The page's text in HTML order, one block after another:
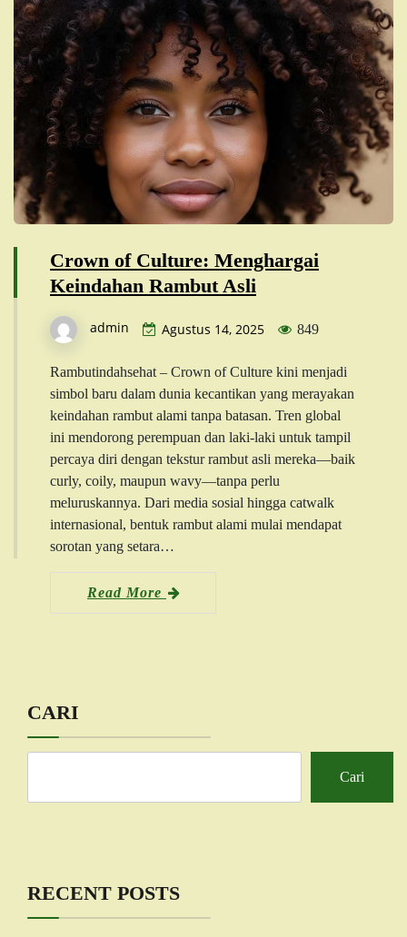
Crown of Culture: Menghargai
Keindahan Rambut Asli
admin Agustus 14, 2025 849
Rambutindahsehat – Crown of Culture kini menjadi
simbol baru dalam dunia kecantikan yang merayakan
keindahan rambut alami tanpa batasan. Tren global
ini mendorong perempuan dan laki-laki untuk tampil
percaya diri dengan tekstur rambut asli mereka—baik
curly, coily, maupun wavy—tanpa perlu
meluruskannya. Dari media sosial hingga catwalk
internasional, bentuk rambut alami mulai mendapat
sorotan yang setara…
Read More
CARI
Cari
RECENT POSTS